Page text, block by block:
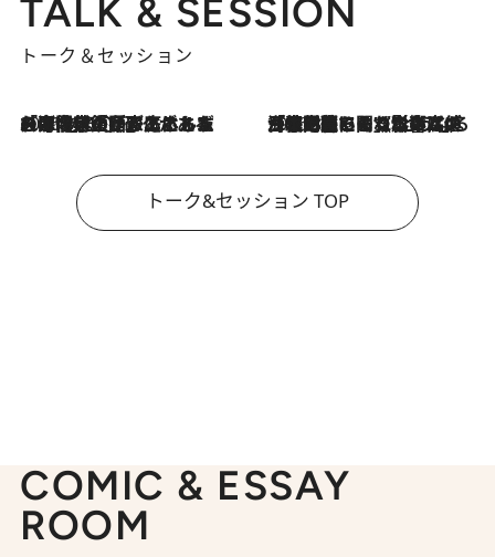
TALK & SESSION
トーク＆セッション
2026.8.3
「今後値上げがあるとすれば…」「リスクがあるのは今年の冬」エネルギー専門家が語る、ホルムズ海峡封鎖が家庭にもたらす“ある心配” 2026.8.3
「住宅建てられない…」「サーチャージ料の高値が続いている」ホルムズ海峡封鎖による影響はいつまで続く？《エネルギー専門家に聞く“どうなる日本の暮らし”》
トーク&セッション TOP
COMIC & ESSAY
ROOM